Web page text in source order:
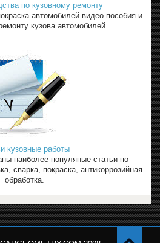
по кузовному ремонту
автомобилей видео пособия и
кузова автомобилей
кузовные работы
наиболее популяные статьи по
сварка, покраска, антикоррозийная
обработка.